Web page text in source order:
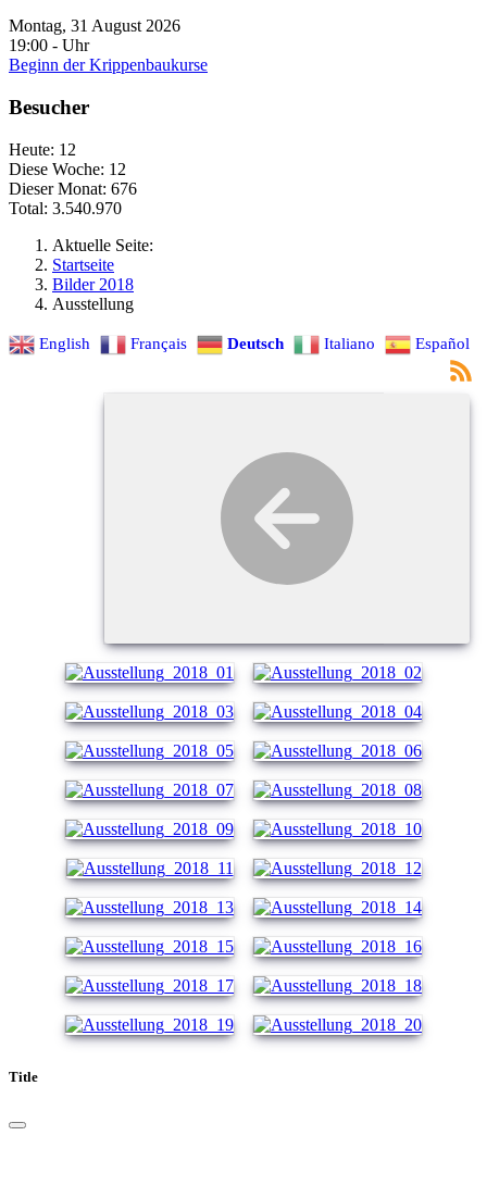
Montag, 31 August 2026
19:00 - Uhr
Beginn der Krippenbaukurse
Besucher
Heute: 12
Diese Woche: 12
Dieser Monat: 676
Total: 3.540.970
Aktuelle Seite:
Startseite
Bilder 2018
Ausstellung
English Français Deutsch Italiano Español
Title